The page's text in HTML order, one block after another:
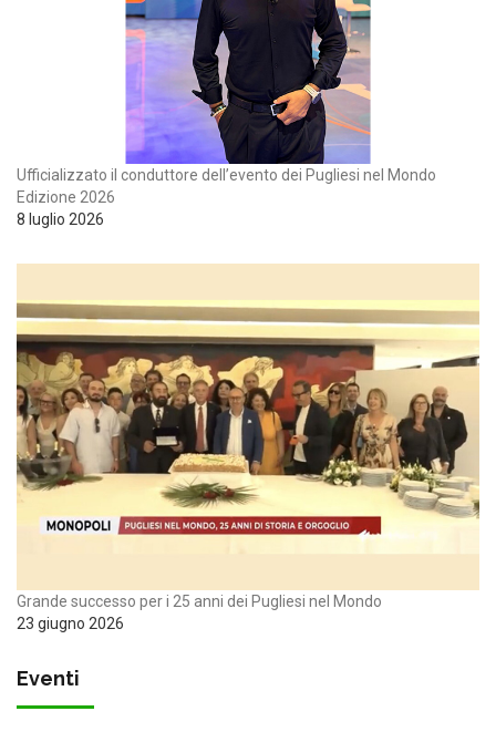
Ufficializzato il conduttore dell’evento dei Pugliesi nel Mondo
Edizione 2026
8 luglio 2026
Grande successo per i 25 anni dei Pugliesi nel Mondo
23 giugno 2026
Eventi